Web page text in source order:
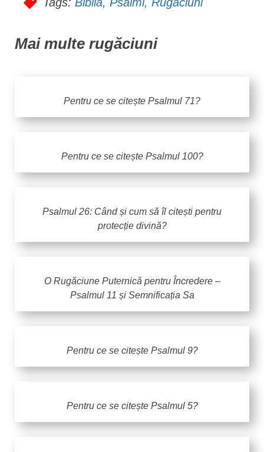
Mai multe rugăciuni
Pentru ce se citește Psalmul 71?
Pentru ce se citește Psalmul 100?
Psalmul 26: Când și cum să îl citești pentru
protecție divină?
O Rugăciune Puternică pentru Încredere –
Psalmul 11 și Semnificația Sa
Pentru ce se citește Psalmul 9?
Pentru ce se citește Psalmul 5?